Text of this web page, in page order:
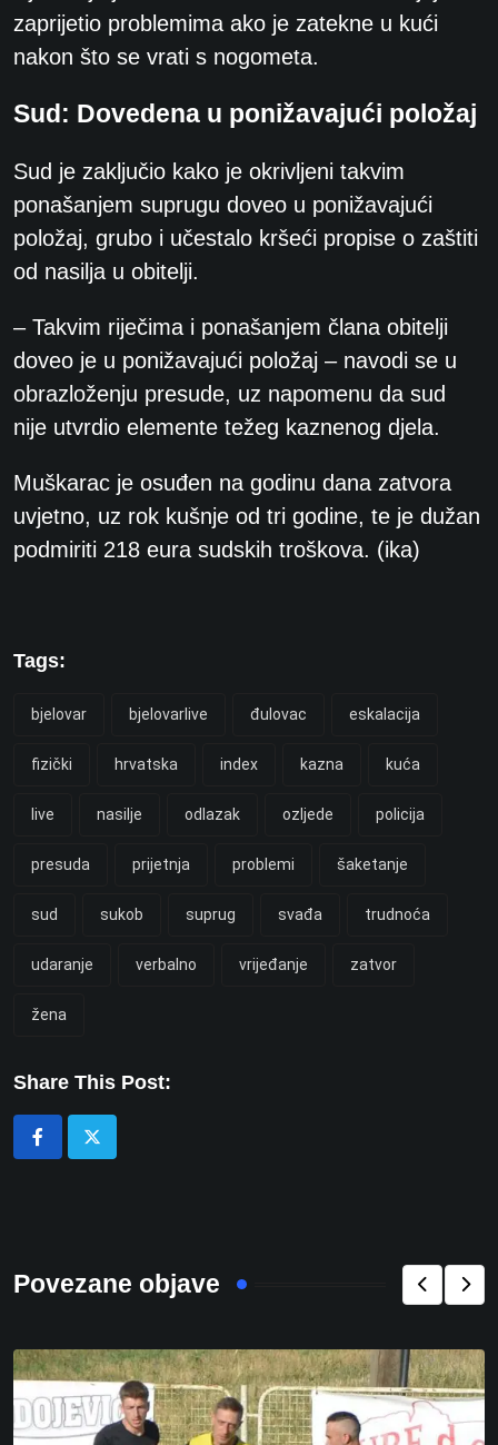
zaprijetio problemima ako je zatekne u kući
nakon što se vrati s nogometa.
Sud: Dovedena u ponižavajući položaj
Sud je zaključio kako je okrivljeni takvim
ponašanjem suprugu doveo u ponižavajući
položaj, grubo i učestalo kršeći propise o zaštiti
od nasilja u obitelji.
– Takvim riječima i ponašanjem člana obitelji
doveo je u ponižavajući položaj – navodi se u
obrazloženju presude, uz napomenu da sud
nije utvrdio elemente težeg kaznenog djela.
Muškarac je osuđen na godinu dana zatvora
uvjetno, uz rok kušnje od tri godine, te je dužan
podmiriti 218 eura sudskih troškova. (ika)
Tags:
bjelovar bjelovarlive đulovac eskalacija
fizički hrvatska index kazna kuća
live nasilje odlazak ozljede policija
presuda prijetnja problemi šaketanje
sud sukob suprug svađa trudnoća
udaranje verbalno vrijeđanje zatvor
žena
Share This Post:
Povezane objave